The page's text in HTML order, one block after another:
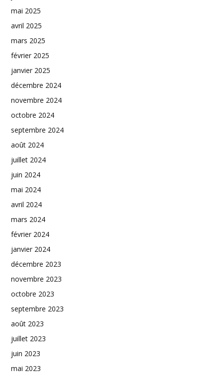
mai 2025
avril 2025
mars 2025
février 2025
janvier 2025
décembre 2024
novembre 2024
octobre 2024
septembre 2024
août 2024
juillet 2024
juin 2024
mai 2024
avril 2024
mars 2024
février 2024
janvier 2024
décembre 2023
novembre 2023
octobre 2023
septembre 2023
août 2023
juillet 2023
juin 2023
mai 2023